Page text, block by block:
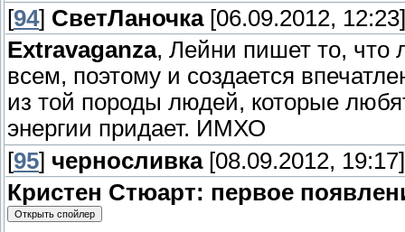
[94] СветЛаночка[06.09.2012, 12:23]
Extravaganza, Лейни пишет то, что
всем, поэтому и создается
из той породы людей, которые
энергии придает. ИМХО
[95] черносливка[08.09.2012, 19:17]
Кристен Стюарт: первое